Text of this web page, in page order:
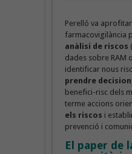
Perelló va
farmacovigilància
anàlisi de riscos
dades sobre RAM
identificar nous
prendre
benefici-risc dels
terme accions
els riscos i
prevenció i
El paper de